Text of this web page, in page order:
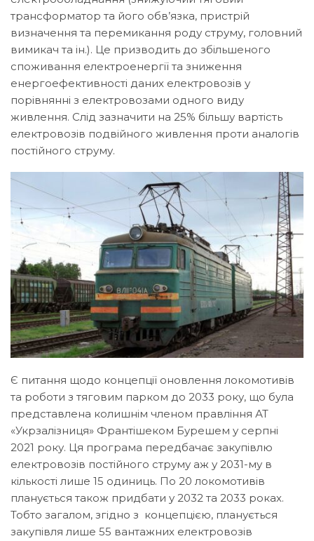
трансформатор та його обв’язка, пристрій
визначення та перемикання роду струму, головний
вимикач та ін.). Це призводить до збільшеного
споживання електроенергії та зниження
енергоефективності даних електровозів у
порівнянні з електровозами одного виду
живлення. Слід зазначити на 25% більшу вартість
електровозів подвійного живлення проти аналогів
постійного струму.
Є питання щодо концепції оновлення локомотивів
та роботи з тяговим парком до 2033 року, що була
представлена колишнім членом правління АТ
«Укрзалізниця» Франтішеком Бурешем у серпні
2021 року. Ця програма передбачає закупівлю
електровозів постійного струму аж у 2031-му в
кількості лише 15 одиниць. По 20 локомотивів
планується також придбати у 2032 та 2033 роках.
Тобто загалом, згідно з концепцією, планується
закупівля лише 55 вантажних електровозів